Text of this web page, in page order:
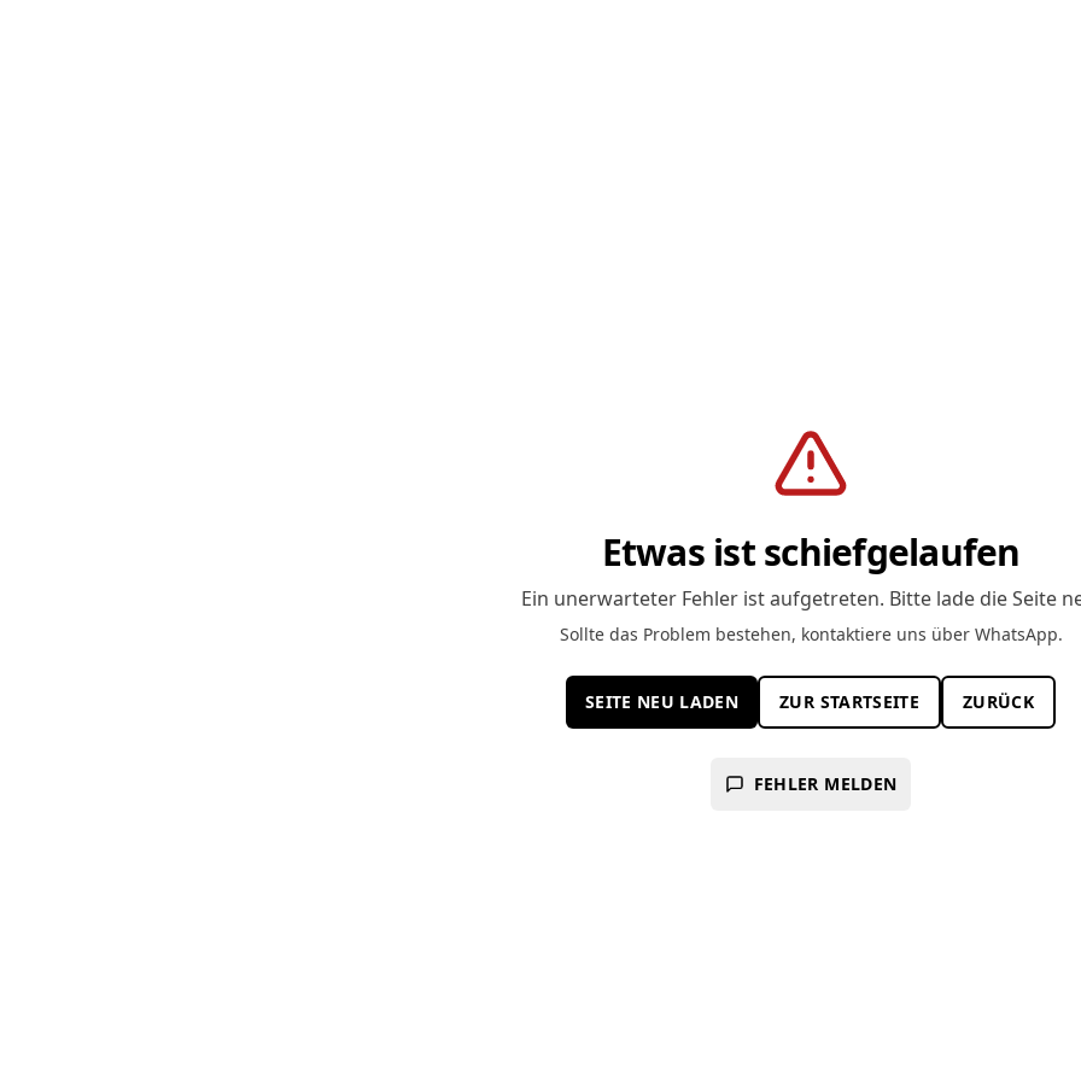
Etwas ist schiefgelaufen
Ein unerwarteter Fehler ist aufgetreten. Bitte lade die Seite
Sollte das Problem bestehen, kontaktiere uns über WhatsApp.
SEITE NEU LADEN ZUR STARTSEITE ZURÜCK
FEHLER MELDEN